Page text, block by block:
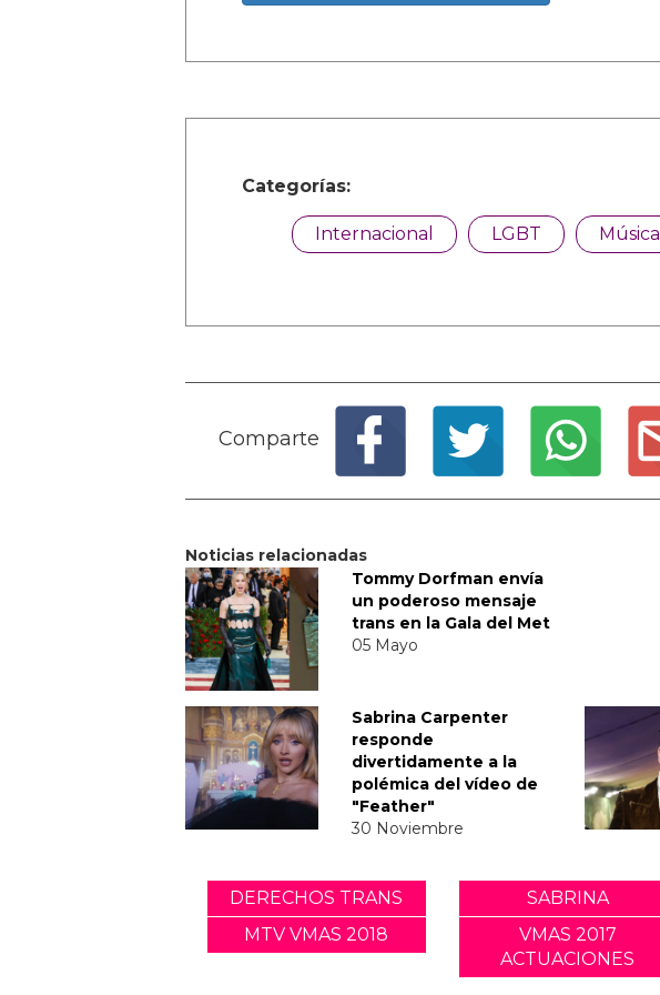
Categorías:
Internacional LGBT Música
Comparte
Noticias relacionadas
Tommy Dorfman envía
un poderoso mensaje
trans en la Gala del Met
05 Mayo
Sabrina Carpenter
responde
divertidamente a la
polémica del vídeo de
"Feather"
30 Noviembre
DERECHOS TRANS SABRINA
MTV VMAS 2018
VMAS 2017
ACTUACIONES